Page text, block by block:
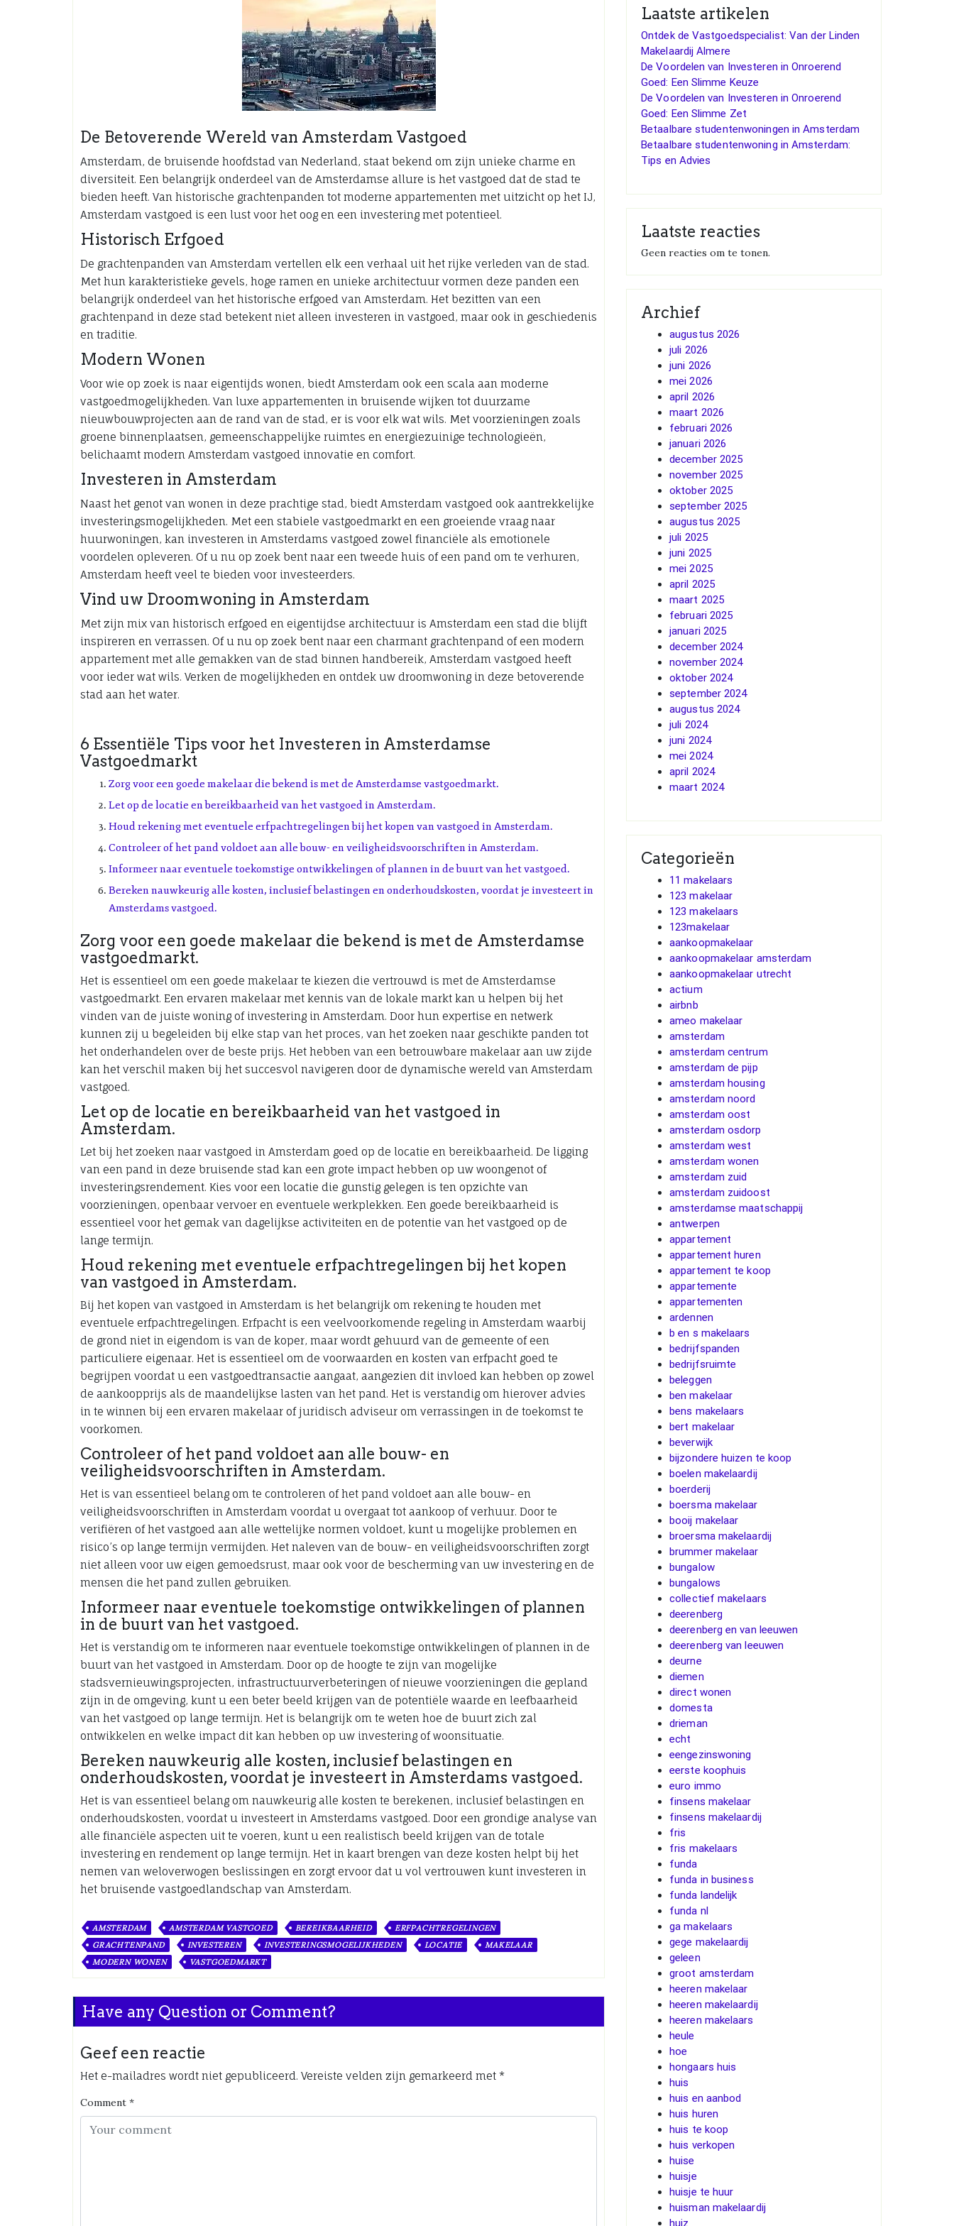
De Betoverende Wereld van Amsterdam Vastgoed
Amsterdam, de bruisende hoofdstad van Nederland, staat bekend om zijn unieke charme en
diversiteit. Een belangrijk onderdeel van de Amsterdamse allure is het vastgoed dat de stad te
bieden heeft. Van historische grachtenpanden tot moderne appartementen met uitzicht op het IJ,
Amsterdam vastgoed is een lust voor het oog en een investering met potentieel.
Historisch Erfgoed
De grachtenpanden van Amsterdam vertellen elk een verhaal uit het rijke verleden van de stad.
Met hun karakteristieke gevels, hoge ramen en unieke architectuur vormen deze panden een
belangrijk onderdeel van het historische erfgoed van Amsterdam. Het bezitten van een
grachtenpand in deze stad betekent niet alleen investeren in vastgoed, maar ook in geschiedenis
en traditie.
Modern Wonen
Voor wie op zoek is naar eigentijds wonen, biedt Amsterdam ook een scala aan moderne
vastgoedmogelijkheden. Van luxe appartementen in bruisende wijken tot duurzame
nieuwbouwprojecten aan de rand van de stad, er is voor elk wat wils. Met voorzieningen zoals
groene binnenplaatsen, gemeenschappelijke ruimtes en energiezuinige technologieën,
belichaamt modern Amsterdam vastgoed innovatie en comfort.
Investeren in Amsterdam
Naast het genot van wonen in deze prachtige stad, biedt Amsterdam vastgoed ook aantrekkelijke
investeringsmogelijkheden. Met een stabiele vastgoedmarkt en een groeiende vraag naar
huurwoningen, kan investeren in Amsterdams vastgoed zowel financiële als emotionele
voordelen opleveren. Of u nu op zoek bent naar een tweede huis of een pand om te verhuren,
Amsterdam heeft veel te bieden voor investeerders.
Vind uw Droomwoning in Amsterdam
Met zijn mix van historisch erfgoed en eigentijdse architectuur is Amsterdam een stad die blijft
inspireren en verrassen. Of u nu op zoek bent naar een charmant grachtenpand of een modern
appartement met alle gemakken van de stad binnen handbereik, Amsterdam vastgoed heeft
voor ieder wat wils. Verken de mogelijkheden en ontdek uw droomwoning in deze betoverende
stad aan het water.
6 Essentiële Tips voor het Investeren in Amsterdamse
Vastgoedmarkt
Zorg voor een goede makelaar die bekend is met de Amsterdamse vastgoedmarkt.
Let op de locatie en bereikbaarheid van het vastgoed in Amsterdam.
Houd rekening met eventuele erfpachtregelingen bij het kopen van vastgoed in Amsterdam.
Controleer of het pand voldoet aan alle bouw- en veiligheidsvoorschriften in Amsterdam.
Informeer naar eventuele toekomstige ontwikkelingen of plannen in de buurt van het vastgoed.
Bereken nauwkeurig alle kosten, inclusief belastingen en onderhoudskosten, voordat je investeert in
Amsterdams vastgoed.
Zorg voor een goede makelaar die bekend is met de Amsterdamse
vastgoedmarkt.
Het is essentieel om een goede makelaar te kiezen die vertrouwd is met de Amsterdamse
vastgoedmarkt. Een ervaren makelaar met kennis van de lokale markt kan u helpen bij het
vinden van de juiste woning of investering in Amsterdam. Door hun expertise en netwerk
kunnen zij u begeleiden bij elke stap van het proces, van het zoeken naar geschikte panden tot
het onderhandelen over de beste prijs. Het hebben van een betrouwbare makelaar aan uw zijde
kan het verschil maken bij het succesvol navigeren door de dynamische wereld van Amsterdam
vastgoed.
Let op de locatie en bereikbaarheid van het vastgoed in
Amsterdam.
Let bij het zoeken naar vastgoed in Amsterdam goed op de locatie en bereikbaarheid. De ligging
van een pand in deze bruisende stad kan een grote impact hebben op uw woongenot of
investeringsrendement. Kies voor een locatie die gunstig gelegen is ten opzichte van
voorzieningen, openbaar vervoer en eventuele werkplekken. Een goede bereikbaarheid is
essentieel voor het gemak van dagelijkse activiteiten en de potentie van het vastgoed op de
lange termijn.
Houd rekening met eventuele erfpachtregelingen bij het kopen
van vastgoed in Amsterdam.
Bij het kopen van vastgoed in Amsterdam is het belangrijk om rekening te houden met
eventuele erfpachtregelingen. Erfpacht is een veelvoorkomende regeling in Amsterdam waarbij
de grond niet in eigendom is van de koper, maar wordt gehuurd van de gemeente of een
particuliere eigenaar. Het is essentieel om de voorwaarden en kosten van erfpacht goed te
begrijpen voordat u een vastgoedtransactie aangaat, aangezien dit invloed kan hebben op zowel
de aankoopprijs als de maandelijkse lasten van het pand. Het is verstandig om hierover advies
in te winnen bij een ervaren makelaar of juridisch adviseur om verrassingen in de toekomst te
voorkomen.
Controleer of het pand voldoet aan alle bouw- en
veiligheidsvoorschriften in Amsterdam.
Het is van essentieel belang om te controleren of het pand voldoet aan alle bouw- en
veiligheidsvoorschriften in Amsterdam voordat u overgaat tot aankoop of verhuur. Door te
verifiëren of het vastgoed aan alle wettelijke normen voldoet, kunt u mogelijke problemen en
risico’s op lange termijn vermijden. Het naleven van de bouw- en veiligheidsvoorschriften zorgt
niet alleen voor uw eigen gemoedsrust, maar ook voor de bescherming van uw investering en de
mensen die het pand zullen gebruiken.
Informeer naar eventuele toekomstige ontwikkelingen of plannen
in de buurt van het vastgoed.
Het is verstandig om te informeren naar eventuele toekomstige ontwikkelingen of plannen in de
buurt van het vastgoed in Amsterdam. Door op de hoogte te zijn van mogelijke
stadsvernieuwingsprojecten, infrastructuurverbeteringen of nieuwe voorzieningen die gepland
zijn in de omgeving, kunt u een beter beeld krijgen van de potentiële waarde en leefbaarheid
van het vastgoed op lange termijn. Het is belangrijk om te weten hoe de buurt zich zal
ontwikkelen en welke impact dit kan hebben op uw investering of woonsituatie.
Bereken nauwkeurig alle kosten, inclusief belastingen en
onderhoudskosten, voordat je investeert in Amsterdams vastgoed.
Het is van essentieel belang om nauwkeurig alle kosten te berekenen, inclusief belastingen en
onderhoudskosten, voordat u investeert in Amsterdams vastgoed. Door een grondige analyse van
alle financiële aspecten uit te voeren, kunt u een realistisch beeld krijgen van de totale
investering en rendement op lange termijn. Het in kaart brengen van deze kosten helpt bij het
nemen van weloverwogen beslissingen en zorgt ervoor dat u vol vertrouwen kunt investeren in
het bruisende vastgoedlandschap van Amsterdam.
AMSTERDAM AMSTERDAM VASTGOED BEREIKBAARHEID
ERFPACHTREGELINGEN
GRACHTENPAND
INVESTEREN INVESTERINGSMOGELIJKHEDEN LOCATIE
MAKELAAR
MODERN WONEN
VASTGOEDMARKT
Have any Question or Comment?
Geef een reactie
Het e-mailadres wordt niet gepubliceerd. Vereiste velden zijn gemarkeerd met *
Comment *
Laatste artikelen
Ontdek de Vastgoedspecialist: Van der Linden
Makelaardij Almere
De Voordelen van Investeren in Onroerend
Goed: Een Slimme Keuze
De Voordelen van Investeren in Onroerend
Goed: Een Slimme Zet
Betaalbare studentenwoningen in Amsterdam
Betaalbare studentenwoning in Amsterdam:
Tips en Advies
Laatste reacties
Geen reacties om te tonen.
Archief
augustus 2026
juli 2026
juni 2026
mei 2026
april 2026
maart 2026
februari 2026
januari 2026
december 2025
november 2025
oktober 2025
september 2025
augustus 2025
juli 2025
juni 2025
mei 2025
april 2025
maart 2025
februari 2025
januari 2025
december 2024
november 2024
oktober 2024
september 2024
augustus 2024
juli 2024
juni 2024
mei 2024
april 2024
maart 2024
Categorieën
11 makelaars
123 makelaar
123 makelaars
123makelaar
aankoopmakelaar
aankoopmakelaar amsterdam
aankoopmakelaar utrecht
actium
airbnb
ameo makelaar
amsterdam
amsterdam centrum
amsterdam de pijp
amsterdam housing
amsterdam noord
amsterdam oost
amsterdam osdorp
amsterdam west
amsterdam wonen
amsterdam zuid
amsterdam zuidoost
amsterdamse maatschappij
antwerpen
appartement
appartement huren
appartement te koop
appartemente
appartementen
ardennen
b en s makelaars
bedrijfspanden
bedrijfsruimte
beleggen
ben makelaar
bens makelaars
bert makelaar
beverwijk
bijzondere huizen te koop
boelen makelaardij
boerderij
boersma makelaar
booij makelaar
broersma makelaardij
brummer makelaar
bungalow
bungalows
collectief makelaars
deerenberg
deerenberg en van leeuwen
deerenberg van leeuwen
deurne
diemen
direct wonen
domesta
drieman
echt
eengezinswoning
eerste koophuis
euro immo
finsens makelaar
finsens makelaardij
fris
fris makelaars
funda
funda in business
funda landelijk
funda nl
ga makelaars
gege makelaardij
geleen
groot amsterdam
heeren makelaar
heeren makelaardij
heeren makelaars
heule
hoe
hongaars huis
huis
huis en aanbod
huis huren
huis te koop
huis verkopen
huise
huisje
huisje te huur
huisman makelaardij
huiz